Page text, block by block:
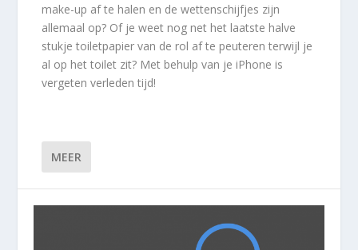
make-up af te halen en de wettenschijfjes zijn
allemaal op? Of je weet nog net het laatste halve
stukje toiletpapier van de rol af te peuteren terwijl je
al op het toilet zit? Met behulp van je iPhone is
vergeten verleden tijd!
MEER